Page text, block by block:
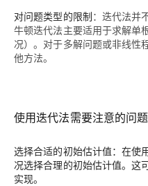
对问题类型的限制：迭代法并
牛顿迭代法主要适用于求解单
况）。对于多解问题或非线性
他方法。
使用迭代法需要注意的问题
选择合适的初始估计值：在使
况选择合理的初始估计值。这
实现。